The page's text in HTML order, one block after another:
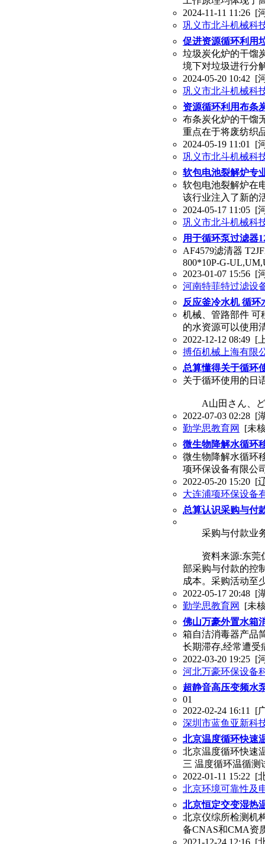
2024-11-11 11:26 [
巩义市北斗机械科
促进资源循环利用
垃圾炭化炉的干馏
境下对垃圾进行分
2024-05-20 10:42 [
巩义市北斗机械科
资源循环利用布条
布条炭化炉的干馏
重点在于将废纺织
2024-05-19 11:01 [
巩义市北斗机械科
软包电池裂解炉专
软包电池裂解炉在
该行业注入了新的
2024-05-17 11:05 [
巩义市北斗机械科
用于循环泵过滤器
AF4579滤清器
800*10P-G-
2023-01-07 15:56 [
河南特菲特过滤设
反应釜冷水机 循环
机械、管路部件
的水资源可以使用
2022-12-12 08:49 [
搏佰机械上海有限
总算懂得关于循环
关于循环使用的日
A山田さん、ど
2022-07-03 02:28 [
勤学思教育网
[未
微生物降解水循环
微生物降解水循环
项环保设备有限公
2022-05-20 15:20 [
大连浦项环保设备
总算认识采购与付
采购与付款业务
资料来源:东莞
部采购与付款的控
成本。采购活动至
2022-05-17 20:48 [
勤学思教育网
[未
佛山万豪外置水箱
箱自洁消毒器产品
长期滞存,经常遭受
2022-03-20 19:25 [
河北万豪环保设备
超静音高压变频水
01
2022-02-24 16:11 [
深圳市蓝鱼亚新科
北京温度循环快速
北京温度循环快速
三 温度循环温循测
2022-01-11 15:22 [
北京环境可靠性及
北京恒定交变湿热
北京仪综所检测机
备CNAS和CMA资
2021-12-24 12:16 [